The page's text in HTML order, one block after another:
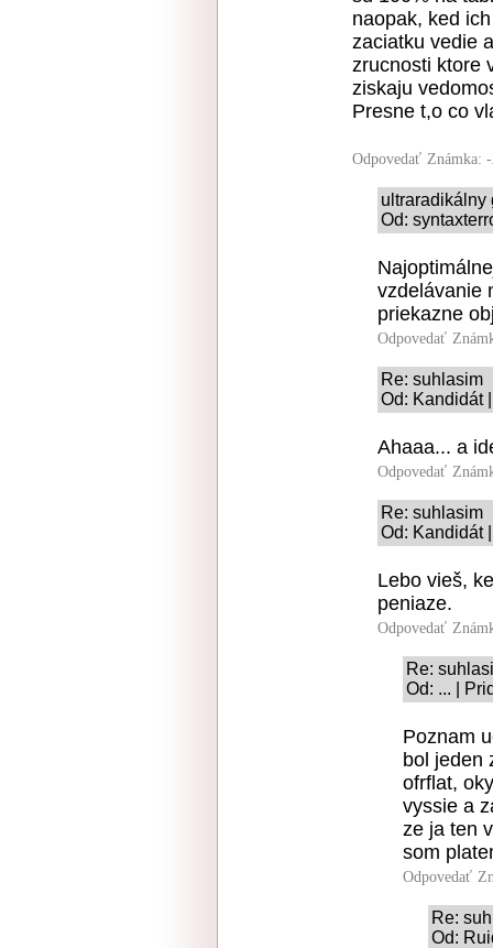
naopak, ked
zaciatku vedie
zrucnosti ktore
ziskaju
Presne t,o co
Odpovedať Známka:
ultraradikálny
Od:
vzdelávanie
priekazne
Odpovedať
Re: suhlasim
Od: Kandidát
Ahaaa... a
Odpovedať
Re: suhlasim
Od: Kandidát
Lebo vieš,
peniaze.
Odpovedať
Re:
Od: ... |
Poznam
bol jeden
ofrflat,
vyssie a
ze ja ten
som
Odpovedať
Re:
Od: